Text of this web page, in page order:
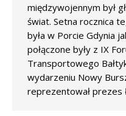
międzywojennym był
świat. Setna rocznica
była w Porcie Gdynia
połączone były z IX
Transportowego
wydarzeniu Nowy
reprezentował prezes